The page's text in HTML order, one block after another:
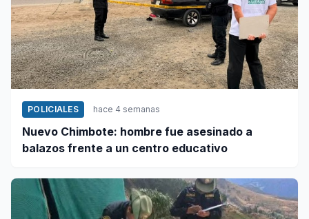
POLICIALES hace 4 semanas
Nuevo Chimbote: hombre fue asesinado a
balazos frente a un centro educativo